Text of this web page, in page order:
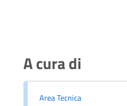
A cura di
Area Tecnica